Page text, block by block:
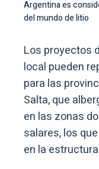
Argentina es
del mundo de litio
Los proyectos
local pueden
para las
Salta, que
en las zonas
salares, los
en la